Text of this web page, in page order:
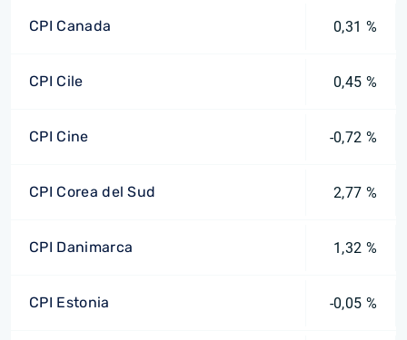
CPI Canada 0,31 %
CPI Cile 0,45 %
CPI Cine -0,72 %
CPI Corea del Sud 2,77 %
CPI Danimarca 1,32 %
CPI Estonia -0,05 %